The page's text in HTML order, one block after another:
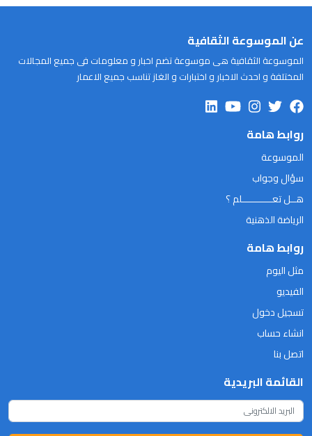
عن الموسوعة الثقافية
الموسوعة الثقافية هى موسوعة تضم اخبار و معلومات فى جميع المجالات
المختلفة و احدث الاخبار و اختبارات و الغاز تناسب جميع الاعمار
روابط هامة
الموسوعة
سؤال وجواب
هــل تعـــــــــــلم ؟
الرياضة الذهنية
روابط هامة
مثل اليوم
الفيديو
تسجيل دخول
انشاء حساب
اتصل بنا
القائمة البريدية